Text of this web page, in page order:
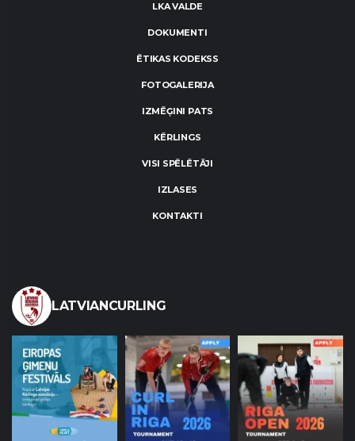
LKA VALDE
DOKUMENTI
ĒTIKAS KODEKSS
FOTOGALERIJA
IZMĒĢINI PATS
KĒRLINGS
VISI SPĒLĒTĀJI
IZLASES
KONTAKTI
LATVIANCURLING